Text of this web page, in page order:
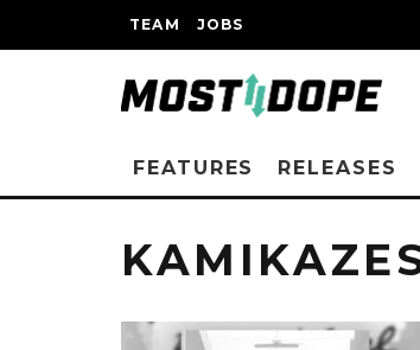
TEAM JOBS
FEATURES RELEASES